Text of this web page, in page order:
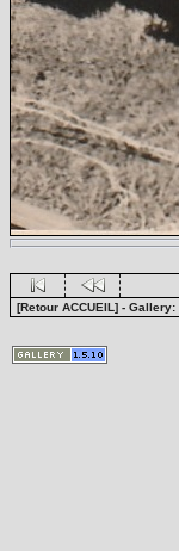
[Retour ACCUEIL] - Gallery: